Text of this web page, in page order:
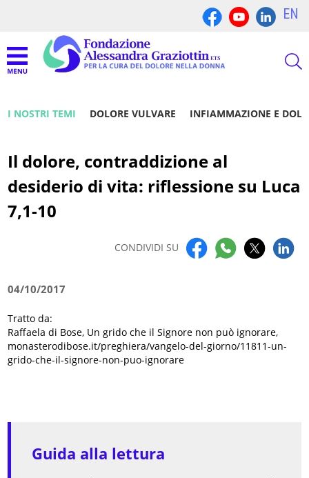
EN
I NOSTRI TEMI DOLORE VULVARE INFIAMMAZIONE E
Il dolore, contraddizione al
desiderio di vita: riflessione su Luca
7,1-10
CONDIVIDI SU
04/10/2017
Tratto da:
Raffaela di Bose, Un grido che il Signore non può ignorare,
monasterodibose.it/preghiera/vangelo-del-giorno/11811-un-
grido-che-il-signore-non-puo-ignorare
Guida alla lettura